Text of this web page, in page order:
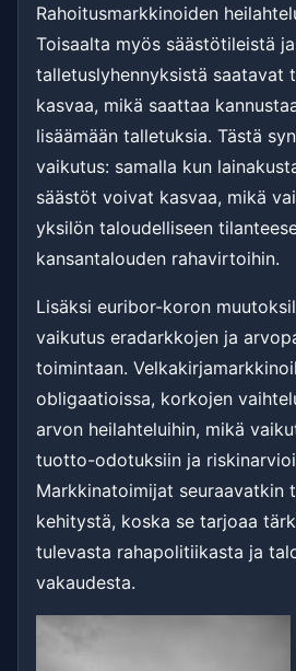
Rahoitusmarkkinoiden
Toisaalta myös säästötileistä
talletuslyhennyksistä saatavat
kasvaa, mikä saattaa
lisäämään talletuksia. Tästä
vaikutus: samalla kun
säästöt voivat kasvaa, mikä
yksilön taloudelliseen
kansantalouden rahavirtoihin.
Lisäksi euribor-koron
vaikutus eradarkkojen ja
toimintaan.
obligaatioissa, korkojen
arvon heilahteluihin, mikä
tuotto-odotuksiin ja
Markkinatoimijat seuraavatkin
kehitystä, koska se tarjoaa
tulevasta rahapolitiikasta ja
vakaudesta.